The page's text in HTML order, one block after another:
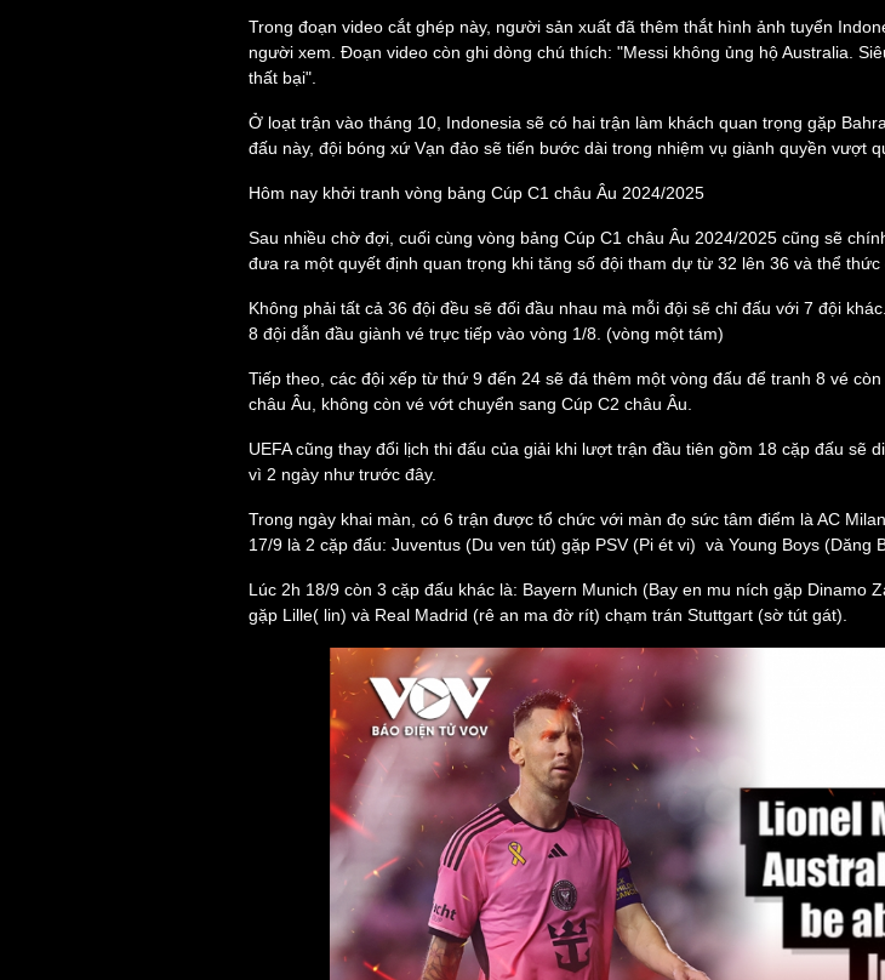
Phân tích
Thế giới thể thao
eSports
Tư
Dinh dưỡng - món ngon
Phòng mạch online
Ăn sạch sống khỏe
Đời sống
Nhà đẹp
Blog
Văn hóa
Sân khấu - Điện ảnh
Văn học
Di sản
Giải trí
Nghệ
Trong đoạn video cắt ghép này, người sản xuất đã thêm thắt hình ảnh tuyển
người xem. Đoạn video còn ghi dòng chú thích: "Messi không ủng hộ Australia.
thất bại".
Ở loạt trận vào tháng 10, Indonesia sẽ có hai trận làm khách quan trọng gặp
đấu này, đội bóng xứ Vạn đảo sẽ tiến bước dài trong nhiệm vụ giành quyền vượt
Hôm nay khởi tranh vòng bảng Cúp C1 châu Âu 2024/2025
Sau nhiều chờ đợi, cuối cùng vòng bảng Cúp C1 châu Âu 2024/2025 cũng sẽ
đưa ra một quyết định quan trọng khi tăng số đội tham dự từ 32 lên 36 và thể thức
Không phải tất cả 36 đội đều sẽ đối đầu nhau mà mỗi đội sẽ chỉ đấu với 7 đội
8 đội dẫn đầu giành vé trực tiếp vào vòng 1/8. (vòng một tám)
Tiếp theo, các đội xếp từ thứ 9 đến 24 sẽ đá thêm một vòng đấu để tranh 8 vé
châu Âu, không còn vé vớt chuyển sang Cúp C2 châu Âu.
UEFA cũng thay đổi lịch thi đấu của giải khi lượt trận đầu tiên gồm 18 cặp đấu
vì 2 ngày như trước đây.
Trong ngày khai màn, có 6 trận được tổ chức với màn đọ sức tâm điểm là AC
17/9 là 2 cặp đấu: Juventus (Du ven tút) gặp PSV (Pi ét vi) và Young Boys (Dăng
Lúc 2h 18/9 còn 3 cặp đấu khác là: Bayern Munich (Bay en mu ních gặp
gặp Lille( lin) và Real Madrid (rê an ma đờ rít) chạm trán Stuttgart (sờ tút gát).